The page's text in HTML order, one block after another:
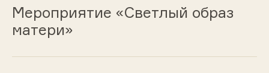
Мероприятие «Светлый образ
матери»